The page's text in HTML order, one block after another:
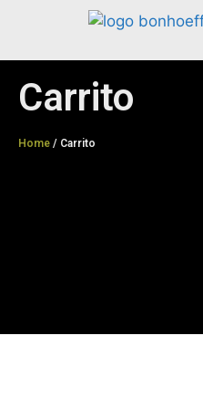
Carrito
Home / Carrito